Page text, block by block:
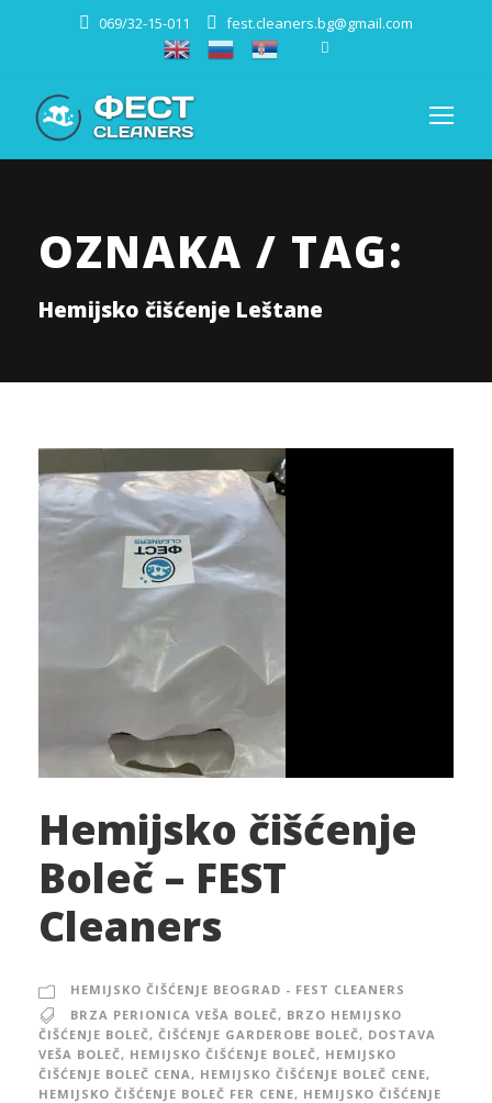
069/32-15-011 fest.cleaners.bg@gmail.com
OZNAKA / TAG:
Hemijsko čišćenje Leštane
Hemijsko čišćenje
Boleč – FEST
Cleaners
HEMIJSKO ČIŠĆENJE BEOGRAD - FEST CLEANERS
BRZA PERIONICA VEŠA BOLEČ, BRZO HEMIJSKO
ČIŠĆENJE BOLEČ, ČIŠĆENJE GARDEROBE BOLEČ, DOSTAVA
VEŠA BOLEČ, HEMIJSKO ČIŠĆENJE BOLEČ, HEMIJSKO
ČIŠĆENJE BOLEČ CENA , HEMIJSKO ČIŠĆENJE BOLEČ CENE,
HEMIJSKO ČIŠĆENJE BOLEČ FER CENE, HEMIJSKO ČIŠĆENJE